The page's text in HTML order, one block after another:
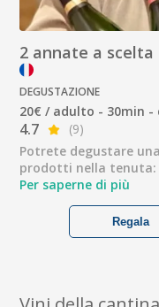
2 annate a
DEGUSTAZIONE
20€ / adulto - 30min -
4.7
(9)
Potrete degustare
prodotti nella
Per saperne di più
Regala